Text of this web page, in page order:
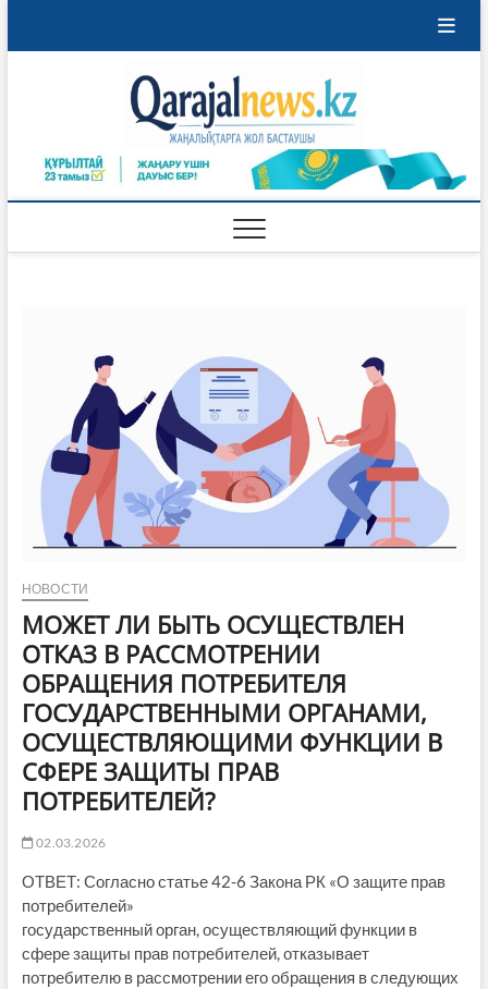
НОВОСТИ
МОЖЕТ ЛИ БЫТЬ ОСУЩЕСТВЛЕН
ОТКАЗ В РАССМОТРЕНИИ
ОБРАЩЕНИЯ ПОТРЕБИТЕЛЯ
ГОСУДАРСТВЕННЫМИ ОРГАНАМИ,
ОСУЩЕСТВЛЯЮЩИМИ ФУНКЦИИ В
СФЕРЕ ЗАЩИТЫ ПРАВ
ПОТРЕБИТЕЛЕЙ?
02.03.2026
ОТВЕТ: Согласно статье 42-6 Закона РК «О защите прав
потребителей»
государственный орган, осуществляющий функции в
сфере защиты прав потребителей, отказывает
потребителю в рассмотрении его обращения в следующих